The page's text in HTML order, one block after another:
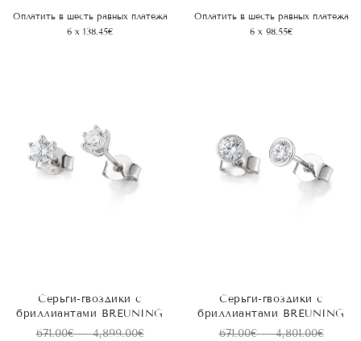
Оплатить в шесть равных платежа
6 x 138.45€
Оплатить в шесть равных платежа
6 x 98.55€
Серьги-гвоздики с
бриллиантами BREUNING
671.00€ – 4,899.00€Диапазон
Серьги-гвоздики с
бриллиантами BREUNING
671.00€ – 4,801.00€